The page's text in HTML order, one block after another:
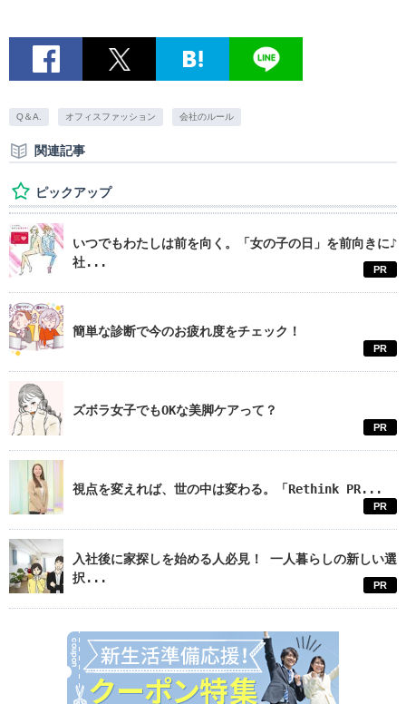
Q＆A. オフィスファッション 会社のルール
関連記事
ピックアップ
いつでもわたしは前を向く。「女の子の日」を前向きに♪
社...
PR
簡単な診断で今のお疲れ度をチェック！
PR
ズボラ女子でもOKな美脚ケアって？
PR
視点を変えれば、世の中は変わる。「Rethink PR...
PR
入社後に家探しを始める人必見！ 一人暮らしの新しい選
択...
PR